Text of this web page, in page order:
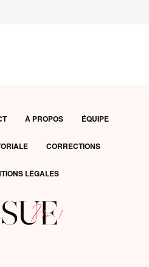
À PROPOS ÉQUIPE
CORRECTIONS
LÉGALES